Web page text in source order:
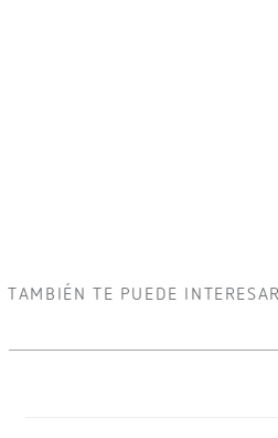
TAMBIÉN TE PUEDE INTERESAR